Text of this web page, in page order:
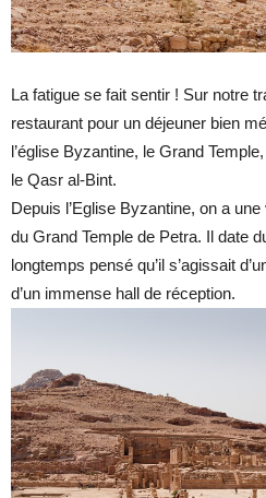
La fatigue se fait sentir ! Sur notre
restaurant pour un déjeuner bien
l’église Byzantine, le Grand
le Qasr al-Bint.
Depuis l’Eglise Byzantine, on a
du Grand Temple de Petra. Il date
longtemps pensé qu’il s’agissait
d’un immense hall de réception.